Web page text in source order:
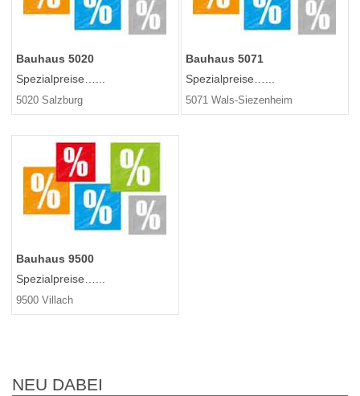
Bauhaus 5020
Spezialpreise…...
5020 Salzburg
Bauhaus 5071
Spezialpreise…...
5071 Wals-Siezenheim
Bauhaus 9500
Spezialpreise…...
9500 Villach
NEU DABEI